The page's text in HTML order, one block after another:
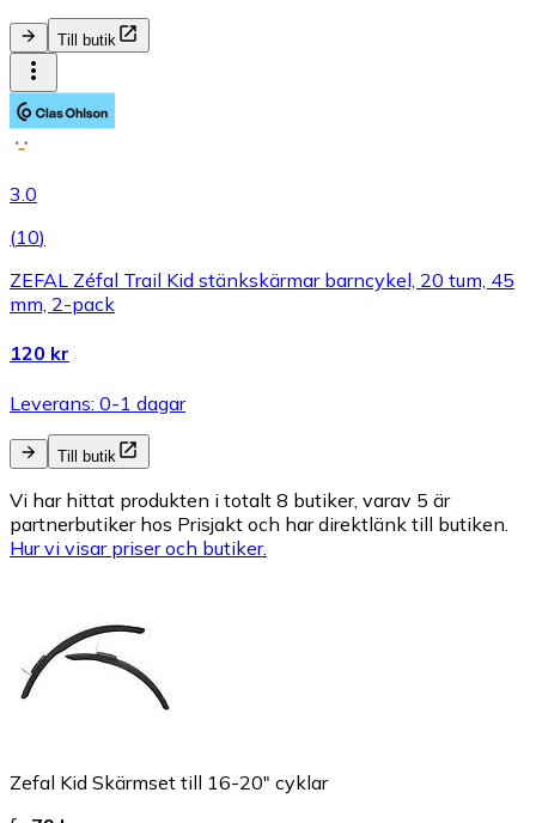
Till butik
3.0
(10)
ZEFAL Zéfal Trail Kid stänkskärmar barncykel, 20 tum, 45
mm, 2-pack
120 kr
Leverans: 0-1 dagar
Till butik
Vi har hittat produkten i totalt 8 butiker, varav 5 är
partnerbutiker hos Prisjakt och har direktlänk till butiken.
Hur vi visar priser och butiker.
Zefal Kid Skärmset till 16-20" cyklar